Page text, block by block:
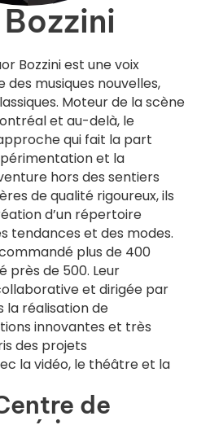
Bozzini est une voix
des musiques nouvelles,
Moteur de la scène
et au-delà, le
qui fait la part
et la
hors des sentiers
de qualité rigoureux, ils
d’un répertoire
tendances et des modes.
plus de 400
près de 500. Leur
et dirigée par
la réalisation de
innovantes et très
des projets
la vidéo, le théâtre et la
de